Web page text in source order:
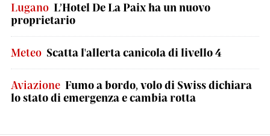
Lugano L’Hotel De La Paix ha un nuovo
proprietario
Meteo Scatta l'allerta canicola di livello 4
Aviazione Fumo a bordo, volo di Swiss dichiara
lo stato di emergenza e cambia rotta